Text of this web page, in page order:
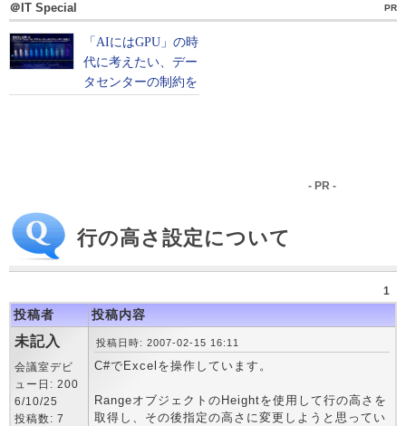
＠IT Special PR
- PR -
行の高さ設定について
1
投稿者 投稿内容
未記入
会議室デビ
ュー日: 200
6/10/25
投稿数: 7
投稿日時: 2007-02-15 16:11
C#でExcelを操作しています。
RangeオブジェクトのHeightを使用して行の高さを
取得し、その後指定の高さに変更しようと思ってい